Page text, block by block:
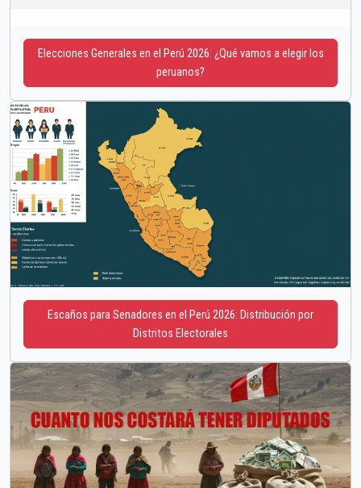
Elecciones Generales en el Perú 2026: ¿Qué vamos a elegir los
peruanos?
Escaños para Senadores en el Perú 2026: Distribución por
Distritos Electorales